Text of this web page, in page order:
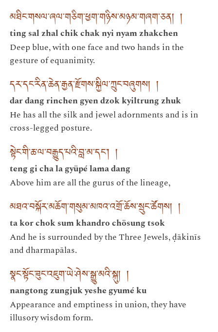
མཐིང་གསལ་ཞལ་གཅིག་ཕྱག་གཉིས་མཉམ་གཞག་ཅན། །
ting sal zhal chik chak nyi nyam zhakchen
Deep blue, with one face and two hands in the
gesture of equanimity.
དར་དང་རིན་ཆེན་རྒྱན་རྫོགས་སྐྱིལ་ཀྲུང་བཞུགས། །
dar dang rinchen gyen dzok kyiltrung zhuk
He has all the silk and jewel adornments and is in
cross-legged posture.
སྟེང་གི་ཆ་ལ་བརྒྱུད་པའི་བླ་མ་དང་། །
teng gi cha la gyüpé lama dang
Above him are all the gurus of the lineage,
མཐའ་བསྐོར་མཆོག་གསུམ་མཁའ་འགྲོ་ཆོས་སྲུང་ཚོགས། །
ta kor chok sum khandro chösung tsok
And he is surrounded by the Three Jewels, ḍākinīs
and dharmapālas.
སྣང་སྟོང་ཟུང་འཇུག་ཡེ་ཤེས་སྒྱུ་མའི་སྐུ། །
nangtong zungjuk yeshe gyumé ku
Appearance and emptiness in union, they have
illusory wisdom form.